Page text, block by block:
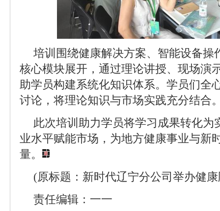
培训围绕健康解决方案、智能设备操
核心模块展开，通过理论讲授、现场演
助学员构建系统化知识体系。学员们全
讨论，将理论知识与市场实践充分结合
此次培训助力学员将学习成果转化为
业水平赋能市场，为地方健康事业与新
量。
(原标题：新时代辽宁分公司举办健
责任编辑：一一